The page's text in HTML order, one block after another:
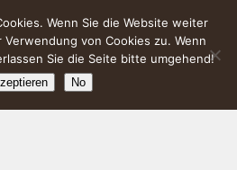
Wenn Sie die Website weiter
von Cookies zu. Wenn
Sie die Seite bitte umgehend!
No